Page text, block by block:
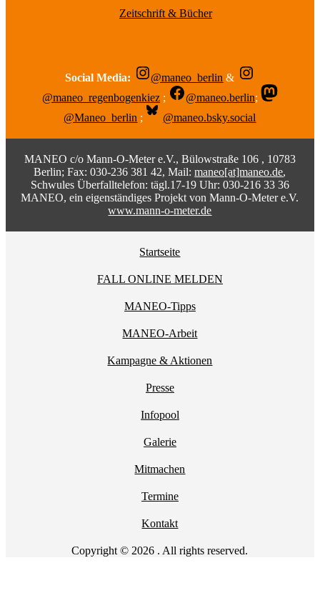
Zeitschrift & Bücher
Social Media: @maneo_berlin &
@maneo_regenbogenkiez ; @maneo.berlin;
@Maneo_berlin ; @maneo.bsky.social
MANEO c/o Mann-O-Meter e.V., Bülowstraße 106 , 10783
Berlin; Fax: 030-236 381 42, Mail:maneo[at]maneo.de,
Schwules Überfalltelefon: tägl.17-19 Uhr: 030-216 33 36
MANEO, ein eigenständiges Projekt von Mann-O-Meter e.V.
www.mann-o-meter.de
Startseite
FALL ONLINE MELDEN
MANEO-Tipps
MANEO-Arbeit
Kampagne & Aktionen
Presse
Infopool
Galerie
Mitmachen
Termine
Kontakt
Copyright © 2026 . All rights reserved.